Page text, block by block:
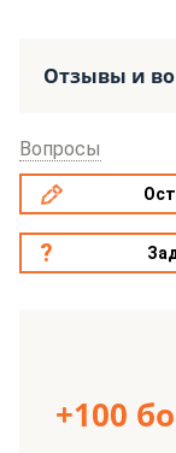
Отзывы и
Вопросы
+100